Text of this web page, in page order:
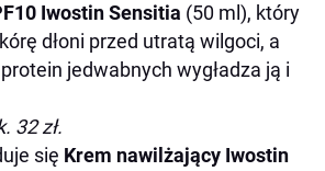
Iwostin Sensitia (50 ml), który
dłoni przed utratą wilgoci, a
jedwabnych wygładza ją i
32 zł.
się Krem nawilżający Iwostin